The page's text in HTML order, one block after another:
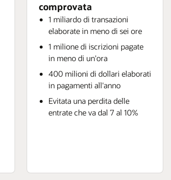
comprovata
1 miliardo di transazioni
elaborate in meno di sei ore
1 milione di iscrizioni pagate
in meno di un'ora
400 milioni di dollari elaborati
in pagamenti all'anno
Evitata una perdita delle
entrate che va dal 7 al 10%